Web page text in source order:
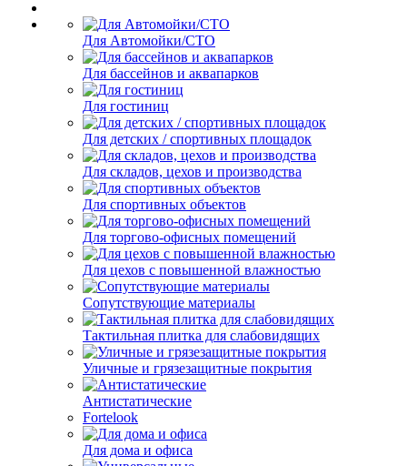
Для Автомойки/СТО
Для бассейнов и аквапарков
Для гостиниц
Для детских / спортивных площадок
Для складов, цехов и производства
Для спортивных объектов
Для торгово-офисных помещений
Для цехов с повышенной влажностью
Сопутствующие материалы
Тактильная плитка для слабовидящих
Уличные и грязезащитные покрытия
Антистатические
Fortelook
Для дома и офиса